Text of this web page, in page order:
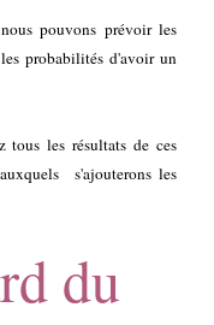
pouvons prévoir les
probabilités d'avoir un
tous les résultats de ces
s'ajouterons les
du